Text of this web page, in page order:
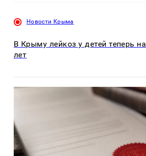
Новости Крыма
В Крыму лейкоз у детей теперь
лет